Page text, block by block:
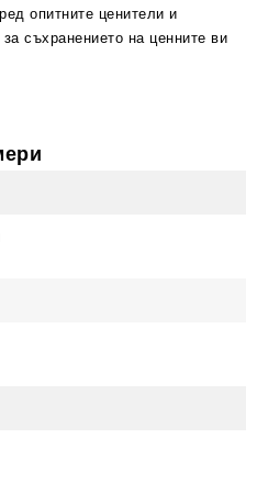
опитните ценители и
съхранението на ценните ви